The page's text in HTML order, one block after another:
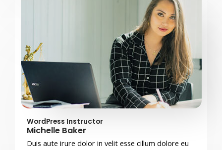
WordPress Instructor
Michelle Baker
Duis aute irure dolor in velit esse cillum dolore eu